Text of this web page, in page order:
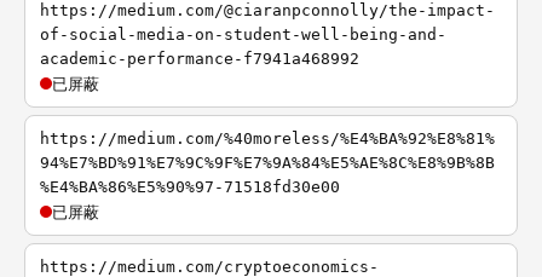
https://medium.com/@ciaranpconnolly/the-impact-
of-social-media-on-student-well-being-and-
academic-performance-f7941a468992
已屏蔽
https://medium.com/%40moreless/%E4%BA%92%E8%81%
94%E7%BD%91%E7%9C%9F%E7%9A%84%E5%AE%8C%E8%9B%8B
%E4%BA%86%E5%90%97-71518fd30e00
已屏蔽
https://medium.com/cryptoeconomics-